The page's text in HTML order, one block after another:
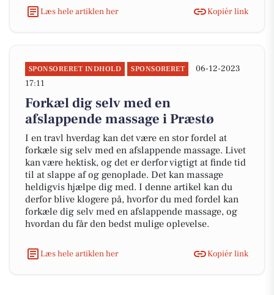
Læs hele artiklen her Kopiér link
SPONSORERET INDHOLD SPONSORERET
06-12-2023
17:11
Forkæl dig selv med en
afslappende massage i Præstø
I en travl hverdag kan det være en stor fordel at
forkæle sig selv med en afslappende massage. Livet
kan være hektisk, og det er derfor vigtigt at finde tid
til at slappe af og genoplade. Det kan massage
heldigvis hjælpe dig med. I denne artikel kan du
derfor blive klogere på, hvorfor du med fordel kan
forkæle dig selv med en afslappende massage, og
hvordan du får den bedst mulige oplevelse.
Læs hele artiklen her Kopiér link